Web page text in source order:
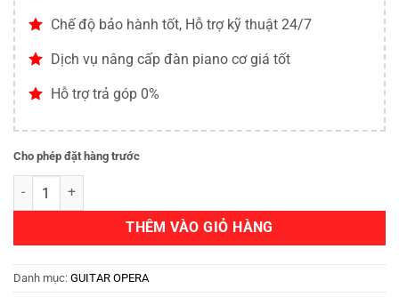
Chế độ bảo hành tốt, Hỗ trợ kỹ thuật 24/7
Dịch vụ nâng cấp đàn piano cơ giá tốt
Hỗ trợ trả góp 0%
Cho phép đặt hàng trước
THÊM VÀO GIỎ HÀNG
Danh mục: GUITAR OPERA